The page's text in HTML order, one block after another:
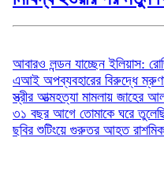
আবারও লন্ডন যাচ্ছেন ইলিয়াস:
এআই অপব্যবহারের বিরুদ্ধে
স্ত্রীর আত্মহত্যা মামলায় জাহের
৩১ বছর আগে তোমাকে ঘরে
ছবির শুটিংয়ে গুরুতর আহত